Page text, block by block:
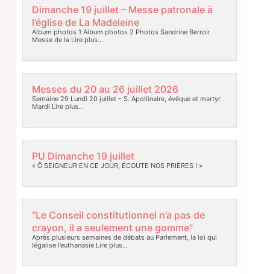
Dimanche 19 juillet – Messe patronale à
l’église de La Madeleine
Album photos 1 Album photos 2 Photos Sandrine Berroir
Messe de laLire plus…
Messes du 20 au 26 juillet 2026
Semaine 29 Lundi 20 juillet – S. Apollinaire, évêque et martyr
Mardi Lire plus…
PU Dimanche 19 juillet
« Ô SEIGNEUR EN CE JOUR, ÉCOUTE NOS PRIÈRES ! »
“Le Conseil constitutionnel n’a pas de
crayon, il a seulement une gomme”
Après plusieurs semaines de débats au Parlement, la loi qui
légalise l’euthanasieLire plus…